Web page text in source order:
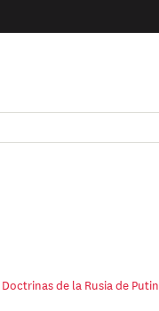
Doctrinas de la Rusia de Putin